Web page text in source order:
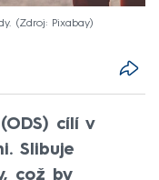
Zdroj: Pixabay
cílí v
Slibuje
což by